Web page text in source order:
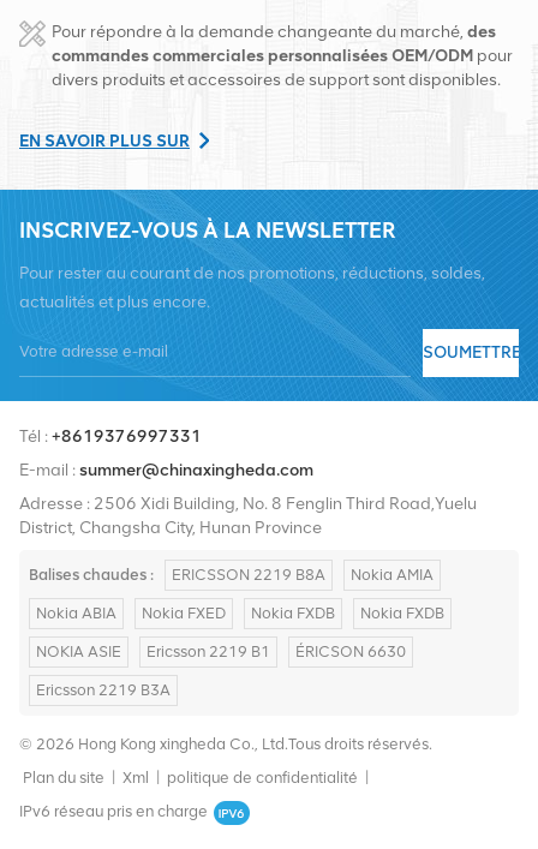
international à Changsha, en Chine. Basés en Chine, nous
exerçons des activités internationales en Asie du Sud-Est, en
télécommunications régionaux des services de transformation
d'équipement et de maintenance complets tels que la
transmission, l'alimentation électrique, les modules optiques,
câbles, bornes et matériaux auxiliaires de support. Les
fournisseurs de services incluent Nokia, Ericsson, Huawei, ZTE,
Bell, Alcatel, Nortel, Siemens et Lucent. Nous élargirons notre part
services de haute qualité, des prix raisonnables et une livraison
rapide.
Pour répondre à la demande changeante du marché,des
commandes commerciales personnalisées OEM/ODM pour
divers produits et accessoires de support sont disponibles.
EN SAVOIR PLUS SUR
INSCRIVEZ-VOUS À LA NEWSLETTER
Pour rester au courant de nos promotions, réductions, soldes,
actualités et plus encore.
SOUMETTRE
Tél :+8619376997331
E-mail :summer@chinaxingheda.com
Adresse : 2506 Xidi Building, No. 8 Fenglin Third Road,Yuelu
District, Changsha City, Hunan Province
Balises chaudes : ERICSSON 2219 B8A Nokia AMIA
Nokia ABIA Nokia FXED Nokia FXDB Nokia FXDB
NOKIA ASIE Ericsson 2219 B1 ÉRICSON 6630
Ericsson 2219 B3A
© 2026 Hong Kong xingheda Co., Ltd.Tous droits réservés.
Plan du site
Xml politique de confidentialité
IPv6 réseau pris en charge